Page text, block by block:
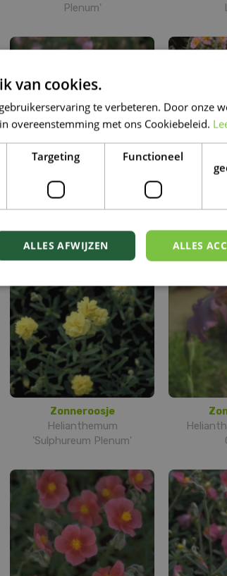
Plenum'
Zonneroosje
Helianthemum 'Rose of
Zonneroosje
Helianthemum
'Sulphureum Plenum'
van cookies.
te verbeteren. Door onze
overeenstemming met ons Cookiebeleid.
Targeting Functioneel
ALLES
ALLES AFWIJZEN